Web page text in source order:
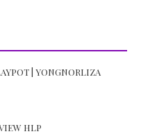
| YONGNORLIZA
HLP